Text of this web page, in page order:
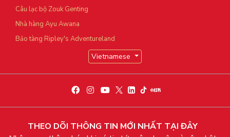
Câu lạc bộ Zouk Genting
Nhà hàng Ayu Awana
Bảo tàng Ripley's Adventureland
Vietnamese
THEO DÕI THÔNG TIN MỚI NHẤT TẠI ĐÂY